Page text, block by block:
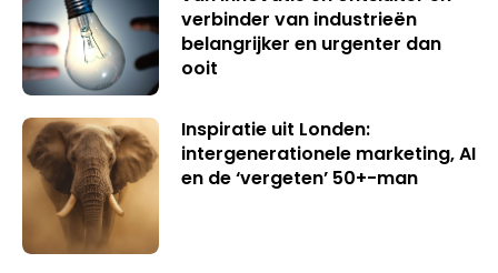
verbinder van industrieën
belangrijker en urgenter dan
ooit
Inspiratie uit Londen:
intergenerationele marketing, AI
en de ‘vergeten’ 50+-man